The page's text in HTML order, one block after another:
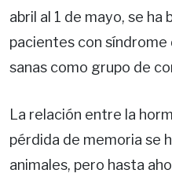
abril al 1 de mayo, se
pacientes con síndrome
sanas como grupo de
La relación entre la
pérdida de memoria se
animales, pero hasta